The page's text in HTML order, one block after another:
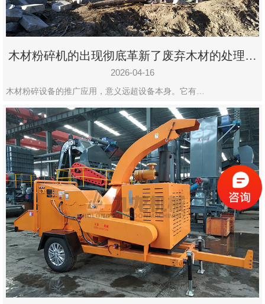
木材粉碎机的出现彻底革新了废弃木材的处理模
式
2026-04-16
木材粉碎设备的推广应用，意义远超设备本身。它有…